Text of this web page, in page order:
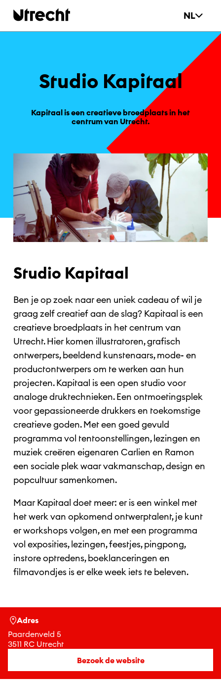
NL
Stu­dio Ka­pitaal
Kapitaal is een creatieve broedplaats in het
centrum van Utrecht.
Studio Kapitaal
Ben je op zoek naar een uniek cadeau of wil je
graag zelf creatief aan de slag? Kapitaal is een
creatieve broedplaats in het centrum van
Utrecht. Hier komen illustratoren, grafisch
ontwerpers, beeldend kunstenaars, mode- en
productontwerpers om te werken aan hun
projecten. Kapitaal is een open studio voor
analoge druktechnieken. Een ontmoetingsplek
voor gepassioneerde drukkers en toekomstige
creatieve goden. Met een goed gevuld
programma vol tentoonstellingen, lezingen en
muziek creëren eigenaren Carlien en Ramon
een sociale plek waar vakmanschap, design en
popcultuur samenkomen.
Maar Kapitaal doet meer: er is een winkel met
het werk van opkomend ontwerptalent, je kunt
er workshops volgen, en met een programma
vol exposities, lezingen, feestjes, pingpong,
instore optredens, boeklanceringen en
filmavondjes is er elke week iets te beleven.
Adres
Paardenveld 5
3511 RC Utrecht
Bezoek de website